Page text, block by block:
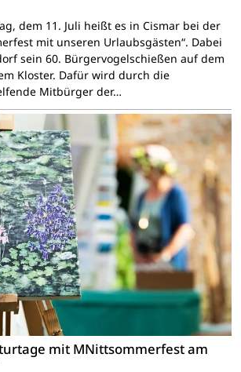
dem 11. Juli heißt es in Cismar bei der
mit unseren Urlaubsgästen“. Dabei
sein 60. Bürgervogelschießen auf dem
Kloster. Dafür wird durch die
Mitbürger der…
mit MNittsommerfest am